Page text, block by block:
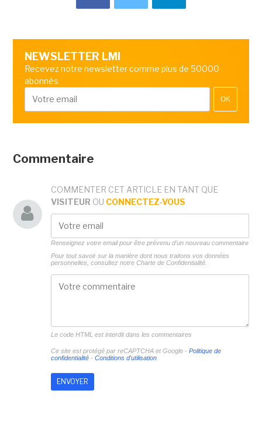
NEWSLETTER LMI
Recevez notre newsletter comme plus de 50000
abonnés
OK
Commentaire
COMMENTER CET ARTICLE EN TANT QUE
VISITEUR OU CONNECTEZ-VOUS
Renseignez votre email pour être prévenu d'un nouveau commentaire
Pour tout savoir sur la manière dont nous traitons vos données
personnelles, consultez notre Charte de Confidentialité.
Le code HTML est interdit dans les commentaires
Ce site est protégé par reCAPTCHA et Google - Politique de
confidentialité- Conditions d'utilisation